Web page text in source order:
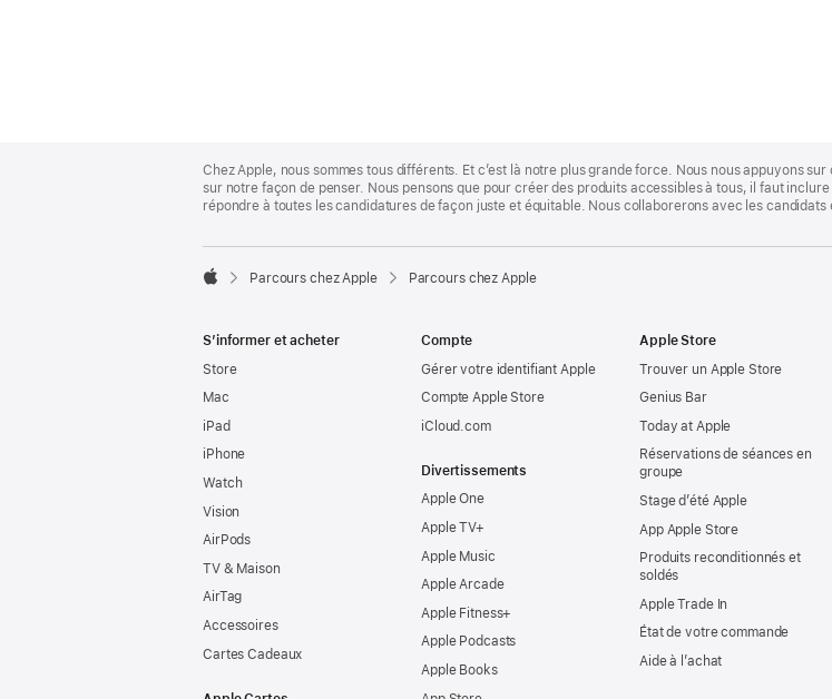
Footer
Chez Apple, nous sommes tous différents. Et c’est là notre plus grande force. Nous nous appuyons
sur notre façon de penser. Nous pensons que pour créer des produits accessibles à tous, il faut
répondre à toutes les candidatures de façon juste et équitable. Nous collaborerons avec les

Parcours chez Apple Parcours chez Apple
S’informer et acheter
Store
Mac
iPad
iPhone
Watch
Vision
AirPods
TV & Maison
AirTag
Accessoires
Cartes Cadeaux
Compte
Gérer votre identifiant Apple
Compte Apple Store
iCloud.com
Divertissements
Apple One
Apple TV+
Apple Music
Apple Arcade
Apple Fitness+
Apple Podcasts
Apple Books
Apple Store
Trouver un Apple Store
Genius Bar
Today at Apple
Réservations de séances en
groupe
Stage d’été Apple
App Apple Store
Produits reconditionnés et
soldés
Apple Trade In
État de votre commande
Aide à l’achat